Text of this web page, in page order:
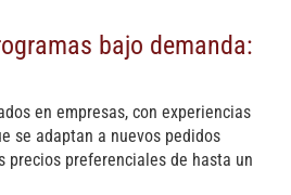
bajo demanda:
en empresas, con experiencias
se adaptan a nuevos pedidos
precios preferenciales de hasta un